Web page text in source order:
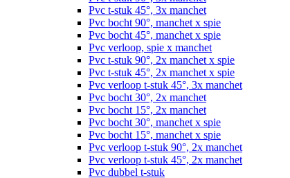
Pvc t-stuk 45°, 3x manchet
Pvc bocht 90°, manchet x spie
Pvc bocht 45°, manchet x spie
Pvc verloop, spie x manchet
Pvc t-stuk 90°, 2x manchet x spie
Pvc t-stuk 45°, 2x manchet x spie
Pvc verloop t-stuk 45°, 3x manchet
Pvc bocht 30°, 2x manchet
Pvc bocht 15°, 2x manchet
Pvc bocht 30°, manchet x spie
Pvc bocht 15°, manchet x spie
Pvc verloop t-stuk 90°, 2x manchet
Pvc verloop t-stuk 45°, 2x manchet
Pvc dubbel t-stuk